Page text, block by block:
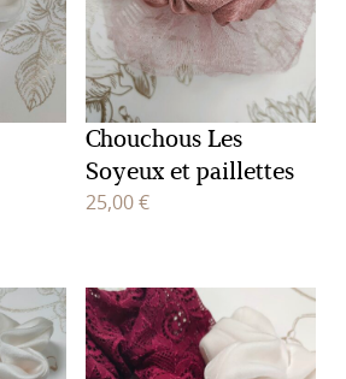
Chouchous Les
Soyeux et paillettes
25,00 €